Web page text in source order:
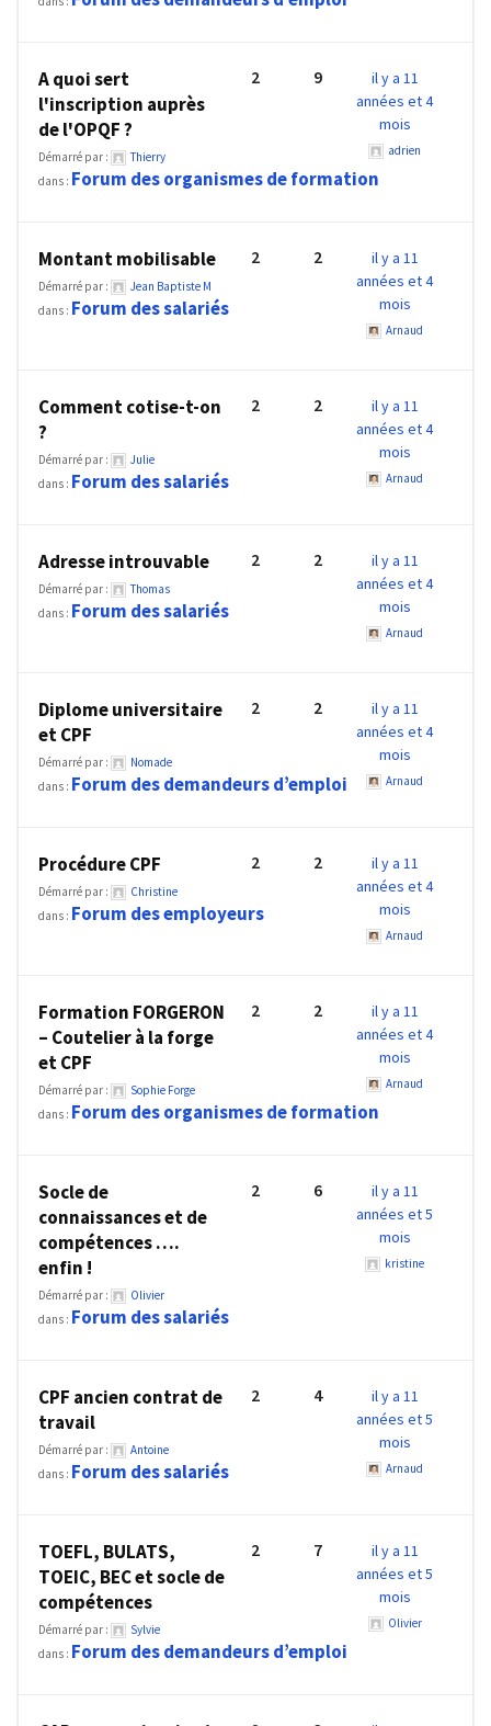
Passeport
organismes
formation
déclarer
devrait
MOST
USED
CATEGORIES
(1 096)
Agenda
Interviews
Rubrique
formation
A quoi sert
l'inscription auprès
de l'OPQF ?
Démarré par :
Thierry
dans : Forum des organismes de formation
2 9
il y a 11
années et 4
mois
adrien
Montant mobilisable
Démarré par :
Jean Baptiste M
dans : Forum des salariés
2 2
il y a 11
années et 4
mois
Arnaud
Comment cotise-t-on
?
Démarré par :
Julie
dans : Forum des salariés
2 2
il y a 11
années et 4
mois
Arnaud
Adresse introuvable
Démarré par :
Thomas
dans : Forum des salariés
2 2
il y a 11
années et 4
mois
Arnaud
Diplome universitaire
et CPF
Démarré par :
Nomade
dans : Forum des demandeurs d’emploi
2 2
il y a 11
années et 4
mois
Arnaud
Procédure CPF
Démarré par :
Christine
dans : Forum des employeurs
2 2
il y a 11
années et 4
mois
Arnaud
Formation FORGERON
– Coutelier à la forge
et CPF
Démarré par :
Sophie Forge
dans : Forum des organismes de formation
2 2
il y a 11
années et 4
mois
Arnaud
Socle de
connaissances et de
compétences ….
enfin !
Démarré par :
Olivier
dans : Forum des salariés
2 6
il y a 11
années et 5
mois
kristine
CPF ancien contrat de
travail
Démarré par :
Antoine
dans : Forum des salariés
2 4
il y a 11
années et 5
mois
Arnaud
TOEFL, BULATS,
TOEIC, BEC et socle de
compétences
Démarré par :
Sylvie
dans : Forum des demandeurs d’emploi
2 7
il y a 11
années et 5
mois
Olivier